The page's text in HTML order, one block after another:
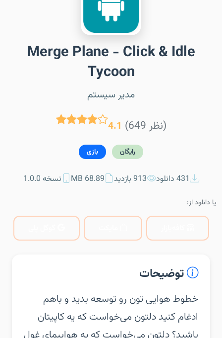
Merge Plane - Click & Idle
Tycoon
مدیر سیستم
4.1 (649 نظر)
رایگان بازی
431 دانلود 913 بازدید 68.89 MB نسخه 1.0.0
یا دانلود از:
توضیحات
‏‏خطوط هوایی تون رو توسعه بدید و باهم
ادغام کنید دلتون می‌خواست که یه کاپیتان